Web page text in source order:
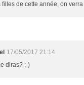
de cette année, on
17/05/2017 21:14
diras? ;-)